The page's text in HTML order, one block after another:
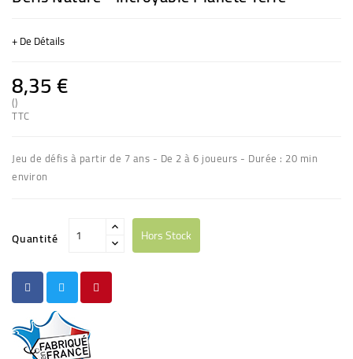
+ De Détails
8,35 €
()
TTC
Jeu de défis à partir de 7 ans - De 2 à 6 joueurs - Durée : 20 min
environ
Quantité Hors Stock